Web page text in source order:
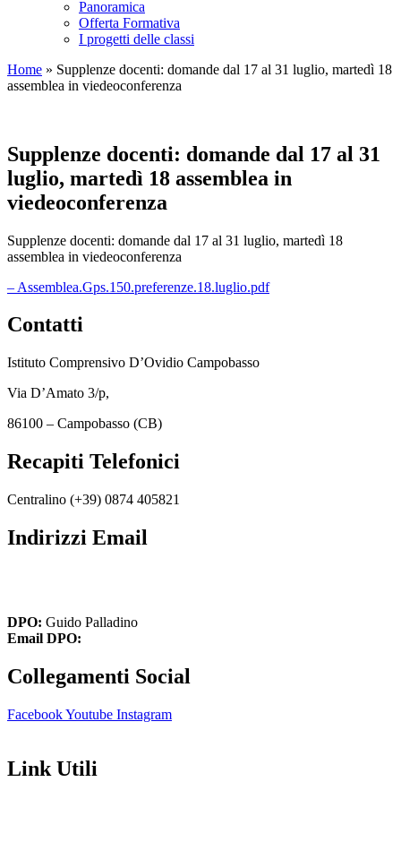
Panoramica
Offerta Formativa
I progetti delle classi
Home » Supplenze docenti: domande dal 17 al 31 luglio, martedì 18
assemblea in viedeoconferenza
Supplenze docenti: domande dal 17 al 31
luglio, martedì 18 assemblea in
viedeoconferenza
Supplenze docenti: domande dal 17 al 31 luglio, martedì 18
assemblea in viedeoconferenza
– Assemblea.Gps.150.preferenze.18.luglio.pdf
Contatti
Istituto Comprensivo D’Ovidio Campobasso
Via D’Amato 3/p,
86100 – Campobasso (CB)
Recapiti Telefonici
Centralino (+39) 0874 405821
Indirizzi Email
DPO: Guido Palladino
Email DPO:
Collegamenti Social
FacebookYoutube Instagram
Link Utili